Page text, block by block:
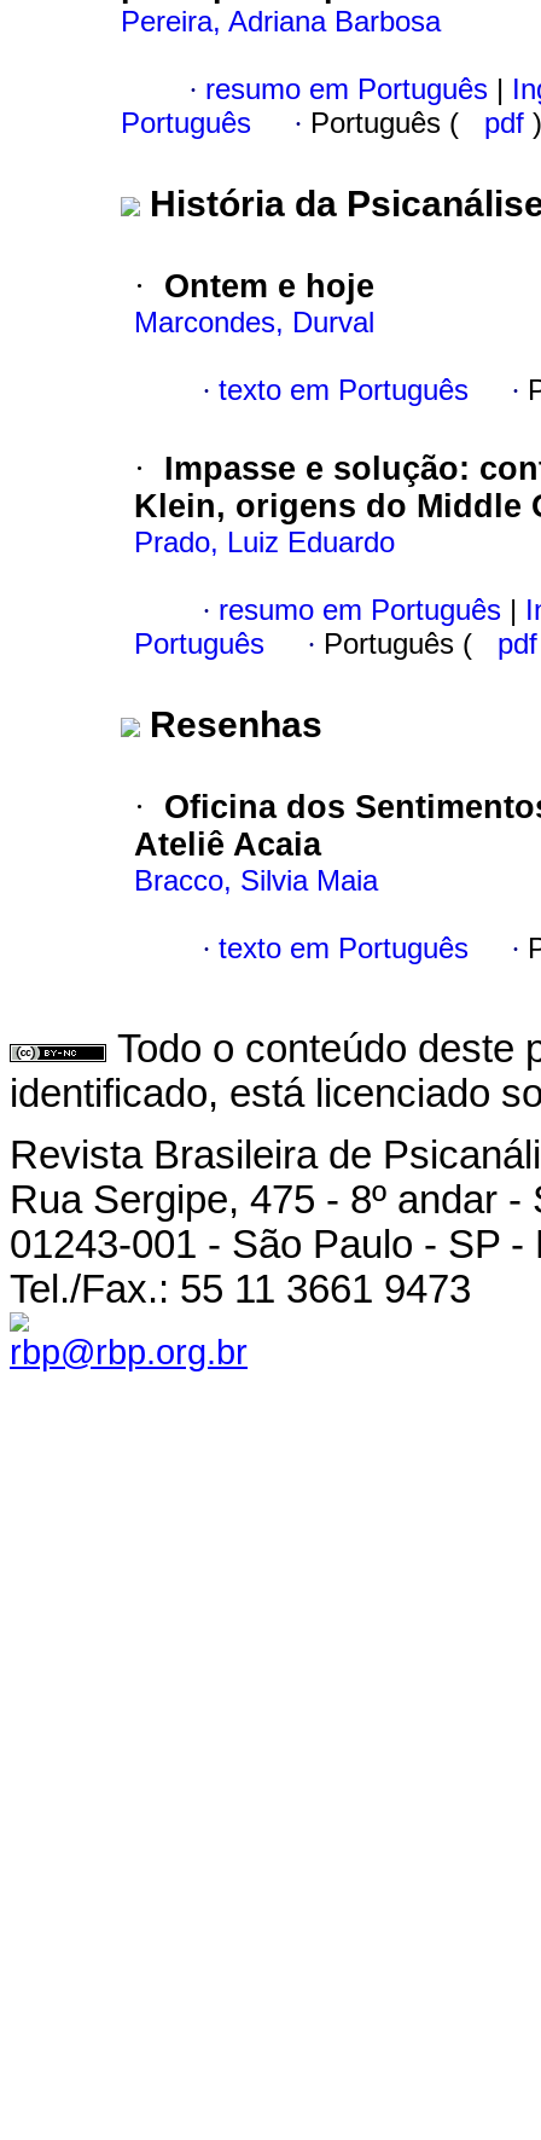
Pereira, Adriana Barbosa
· resumo em Português |
Português
· Português ( pdf )
História da
· Ontem e hoje
Marcondes, Durval
· texto em Português ·
· Impasse e solução:
Klein, origens do Middle
Prado, Luiz Eduardo
· resumo em Português |
Português
· Português (
Resenhas
·
Oficina dos
Ateliê Acaia
Bracco, Silvia Maia
· texto em Português ·
Todo o conteúdo deste
identificado, está licenciado
Revista Brasileira de
Rua Sergipe, 475 - 8º andar -
01243-001 - São Paulo - SP -
Tel./Fax.: 55 11 3661 9473
rbp@rbp.org.br